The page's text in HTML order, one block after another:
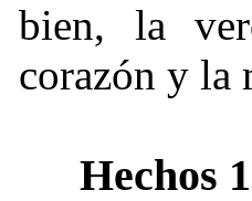
bien, la
corazón y la
Hechos